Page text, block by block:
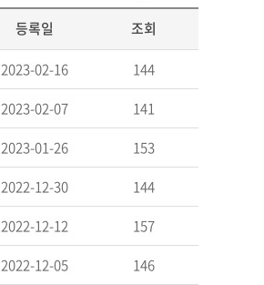
등록일 조회
2023-02-16
144
2023-02-07
141
2023-01-26
153
2022-12-30
144
2022-12-12
157
2022-12-05
146